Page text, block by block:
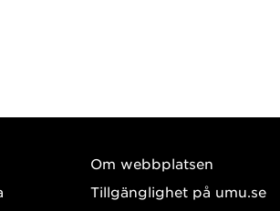
Om webbplatsen
Tillgänglighet på umu.se